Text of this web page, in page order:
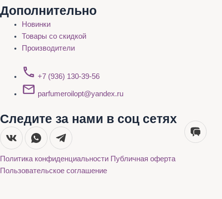
Дополнительно
Новинки
Товары со скидкой
Производители
+7 (936) 130-39-56
parfumeroilopt@yandex.ru
Следите за нами в соц сетях
Политика конфиденциальности Публичная оферта
Пользовательское соглашение